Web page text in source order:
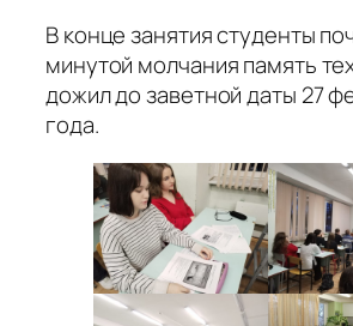
В конце занятия студенты
минутой молчания память
дожил до заветной даты 27
года.